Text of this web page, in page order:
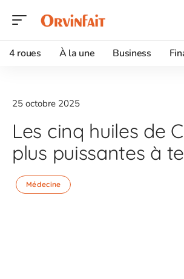
4 roues À la une Business
25 octobre 2025
Les cinq huiles de
plus puissantes à
Médecine